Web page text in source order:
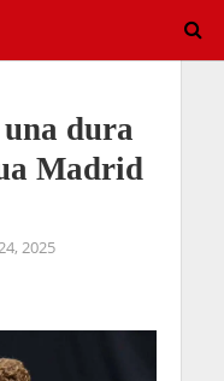
dura
Madrid
2025